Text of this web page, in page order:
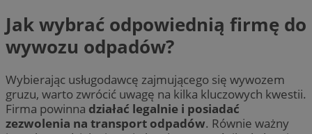
Jak wybrać odpowiednią firmę do
wywozu odpadów?
Wybierając usługodawcę zajmującego się wywozem
gruzu, warto zwrócić uwagę na kilka kluczowych kwestii.
Firma powinna działać legalnie i posiadać
zezwolenia na transport odpadów. Równie ważny